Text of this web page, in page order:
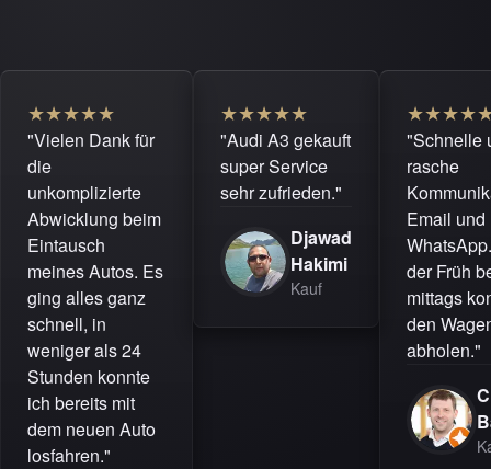
★★★★★
"Vielen Dank für
die
unkomplizierte
Abwicklung beim
Eintausch
meines Autos. Es
ging alles ganz
schnell, in
weniger als 24
Stunden konnte
ich bereits mit
dem neuen Auto
losfahren."
★★★★★
"Audi A3 gekauft
super Service
sehr zufrieden."
Djawad
Hakimi
Kauf
★★★★
"Schnelle
rasche
Email und
der Früh
mittags
den
abholen."